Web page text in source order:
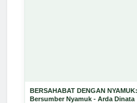
BERSAHABAT DENGAN
Bersumber Nyamuk - Arda Dinata